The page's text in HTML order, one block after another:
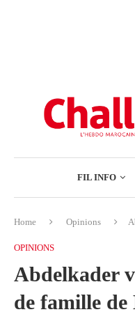
COMMERCE
FIL INFO
BOURSE
FINANCE
Home Opinions
OPINIONS
Abdelkader
de famille